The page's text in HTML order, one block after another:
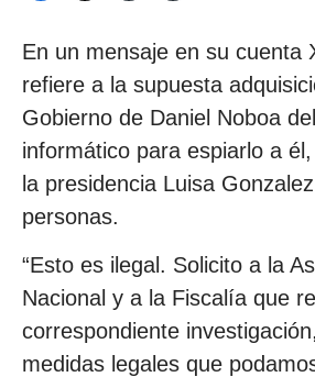
En un mensaje en su cuenta
refiere a la supuesta
Gobierno de Daniel Noboa
informático para espiarlo a
la presidencia Luisa
personas.
“Esto es ilegal. Solicito a la
Nacional y a la Fiscalía que
correspondiente
medidas legales que